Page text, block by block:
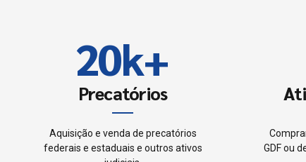
2
3
4
0k+
Precatórios
Aquisição e venda de precatórios
federais e estaduais e outros ativos
GDF ou